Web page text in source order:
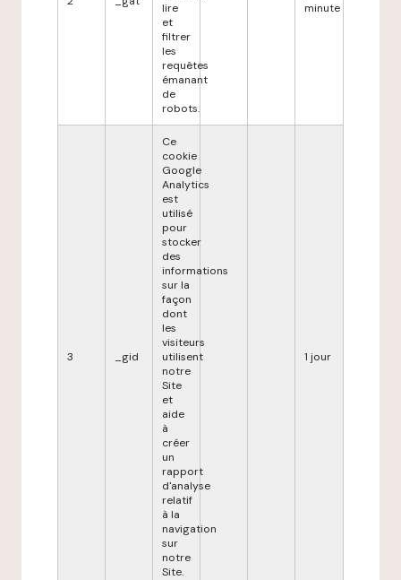
lire
et
filtrer
les
requêtes
émanant
de
robots.
minute
3 _gid
Ce
cookie
Google
Analytics
est
utilisé
pour
stocker
des
informations
sur la
façon
dont
les
visiteurs
utilisent
notre
Site
et
aide
à
créer
un
rapport
d'analyse
relatif
à la
navigation
sur
notre
Site.
1 jour